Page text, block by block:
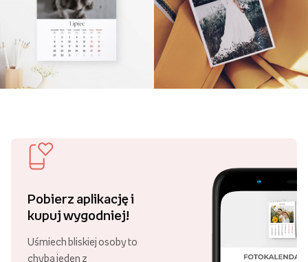
Pobierz aplikację i
kupuj wygodniej!
Uśmiech bliskiej osoby to
chyba jeden z